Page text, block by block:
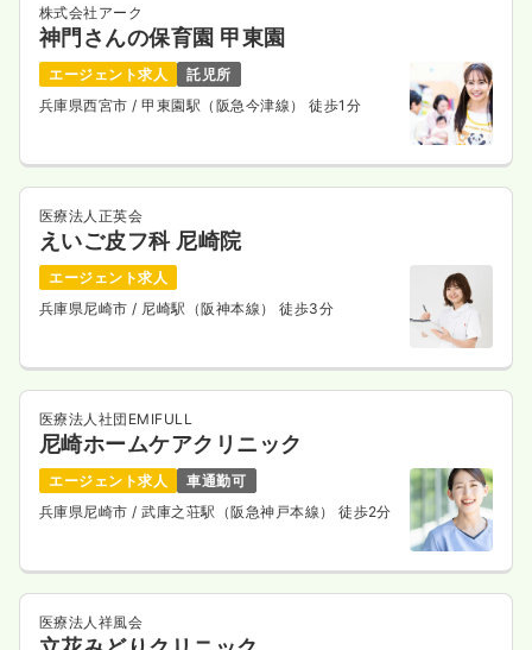
株式会社アーク
神門さんの保育園 甲東園
エージェント求人
託児所
兵庫県西宮市 / 甲東園駅（阪急今津線） 徒歩1分
医療法人正英会
えいご皮フ科 尼崎院
エージェント求人
兵庫県尼崎市 / 尼崎駅（阪神本線） 徒歩3分
医療法人社団EMIFULL
尼崎ホームケアクリニック
エージェント求人
車通勤可
兵庫県尼崎市 / 武庫之荘駅（阪急神戸本線） 徒歩2分
医療法人祥風会